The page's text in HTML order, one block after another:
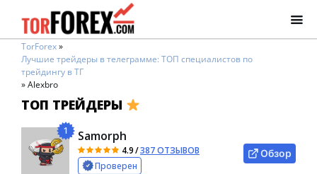
TorForex»
Лучшие трейдеры в телеграмме: ТОП специалистов по
трейдингу в ТГ
»Alexbro
ТОП ТРЕЙДЕРЫ
1 Samorph
4.9/387 ОТЗЫВОВ
Проверен
Обзор